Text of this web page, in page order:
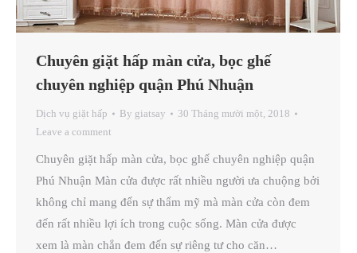
Chuyên giặt hấp màn cửa, bọc ghế
chuyên nghiệp quận Phú Nhuận
Dịch vụ giặt hấp By giatsay
30 Tháng mười một, 2018
Leave a comment
Chuyên giặt hấp màn cửa, bọc ghế chuyên nghiệp quận
Phú Nhuận Màn cửa được rất nhiều người ưa chuộng bởi
không chỉ mang đến sự thẩm mỹ mà màn cửa còn đem
đến rất nhiều lợi ích trong cuộc sống. Màn cửa được
xem là màn chắn đem đến sự riêng tư cho căn…